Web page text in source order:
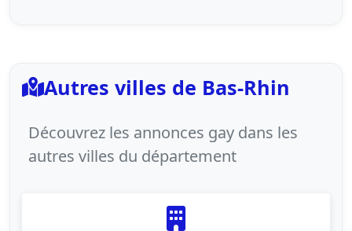
Autres villes de Bas-Rhin
Découvrez les annonces gay dans les
autres villes du département